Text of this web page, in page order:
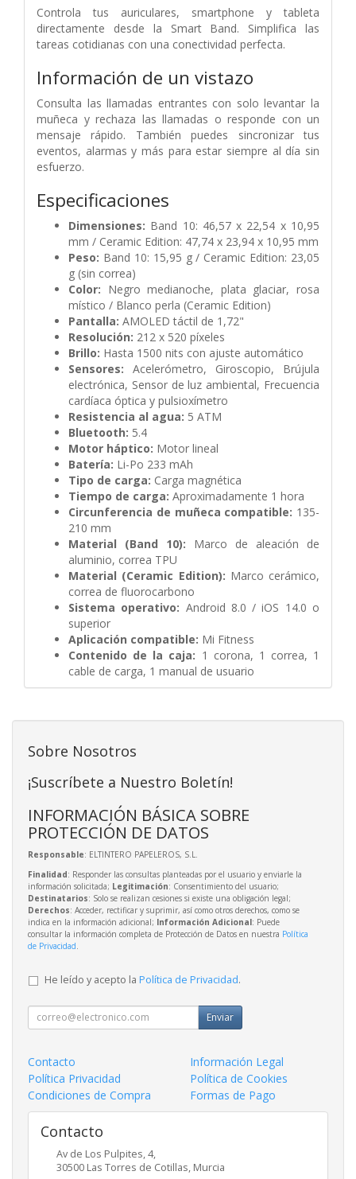
Controla tus auriculares, smartphone y tableta
directamente desde la Smart Band. Simplifica las
tareas cotidianas con una conectividad perfecta.
Información de un vistazo
Consulta las llamadas entrantes con solo levantar la
muñeca y rechaza las llamadas o responde con un
mensaje rápido. También puedes sincronizar tus
eventos, alarmas y más para estar siempre al día sin
esfuerzo.
Especificaciones
Dimensiones: Band 10: 46,57 x 22,54 x 10,95
mm / Ceramic Edition: 47,74 x 23,94 x 10,95 mm
Peso: Band 10: 15,95 g / Ceramic Edition: 23,05
g (sin correa)
Color: Negro medianoche, plata glaciar, rosa
místico / Blanco perla (Ceramic Edition)
Pantalla: AMOLED táctil de 1,72"
Resolución: 212 x 520 píxeles
Brillo: Hasta 1500 nits con ajuste automático
Sensores: Acelerómetro, Giroscopio, Brújula
electrónica, Sensor de luz ambiental, Frecuencia
cardíaca óptica y pulsioxímetro
Resistencia al agua: 5 ATM
Bluetooth: 5.4
Motor háptico: Motor lineal
Batería: Li-Po 233 mAh
Tipo de carga: Carga magnética
Tiempo de carga: Aproximadamente 1 hora
Circunferencia de muñeca compatible: 135-
210 mm
Material (Band 10): Marco de aleación de
aluminio, correa TPU
Material (Ceramic Edition): Marco cerámico,
correa de fluorocarbono
Sistema operativo: Android 8.0 / iOS 14.0 o
superior
Aplicación compatible: Mi Fitness
Contenido de la caja: 1 corona, 1 correa, 1
cable de carga, 1 manual de usuario
Sobre Nosotros
¡Suscríbete a Nuestro Boletín!
INFORMACIÓN BÁSICA SOBRE
PROTECCIÓN DE DATOS
Responsable: ELTINTERO PAPELEROS, S.L.
Finalidad: Responder las consultas planteadas por el usuario y enviarle la
información solicitada; Legitimación: Consentimiento del usuario;
Destinatarios: Solo se realizan cesiones si existe una obligación legal;
Derechos: Acceder, rectificar y suprimir, así como otros derechos, como se
indica en la información adicional; Información Adicional: Puede
consultar la información completa de Protección de Datos en nuestra Política
de Privacidad
He leído y acepto la Política de Privacidad.
Enviar
Contacto
Información Legal
Política Privacidad
Política de Cookies
Condiciones de Compra
Formas de Pago
Contacto
Av de Los Pulpites, 4,
30500 Las Torres de Cotillas, Murcia